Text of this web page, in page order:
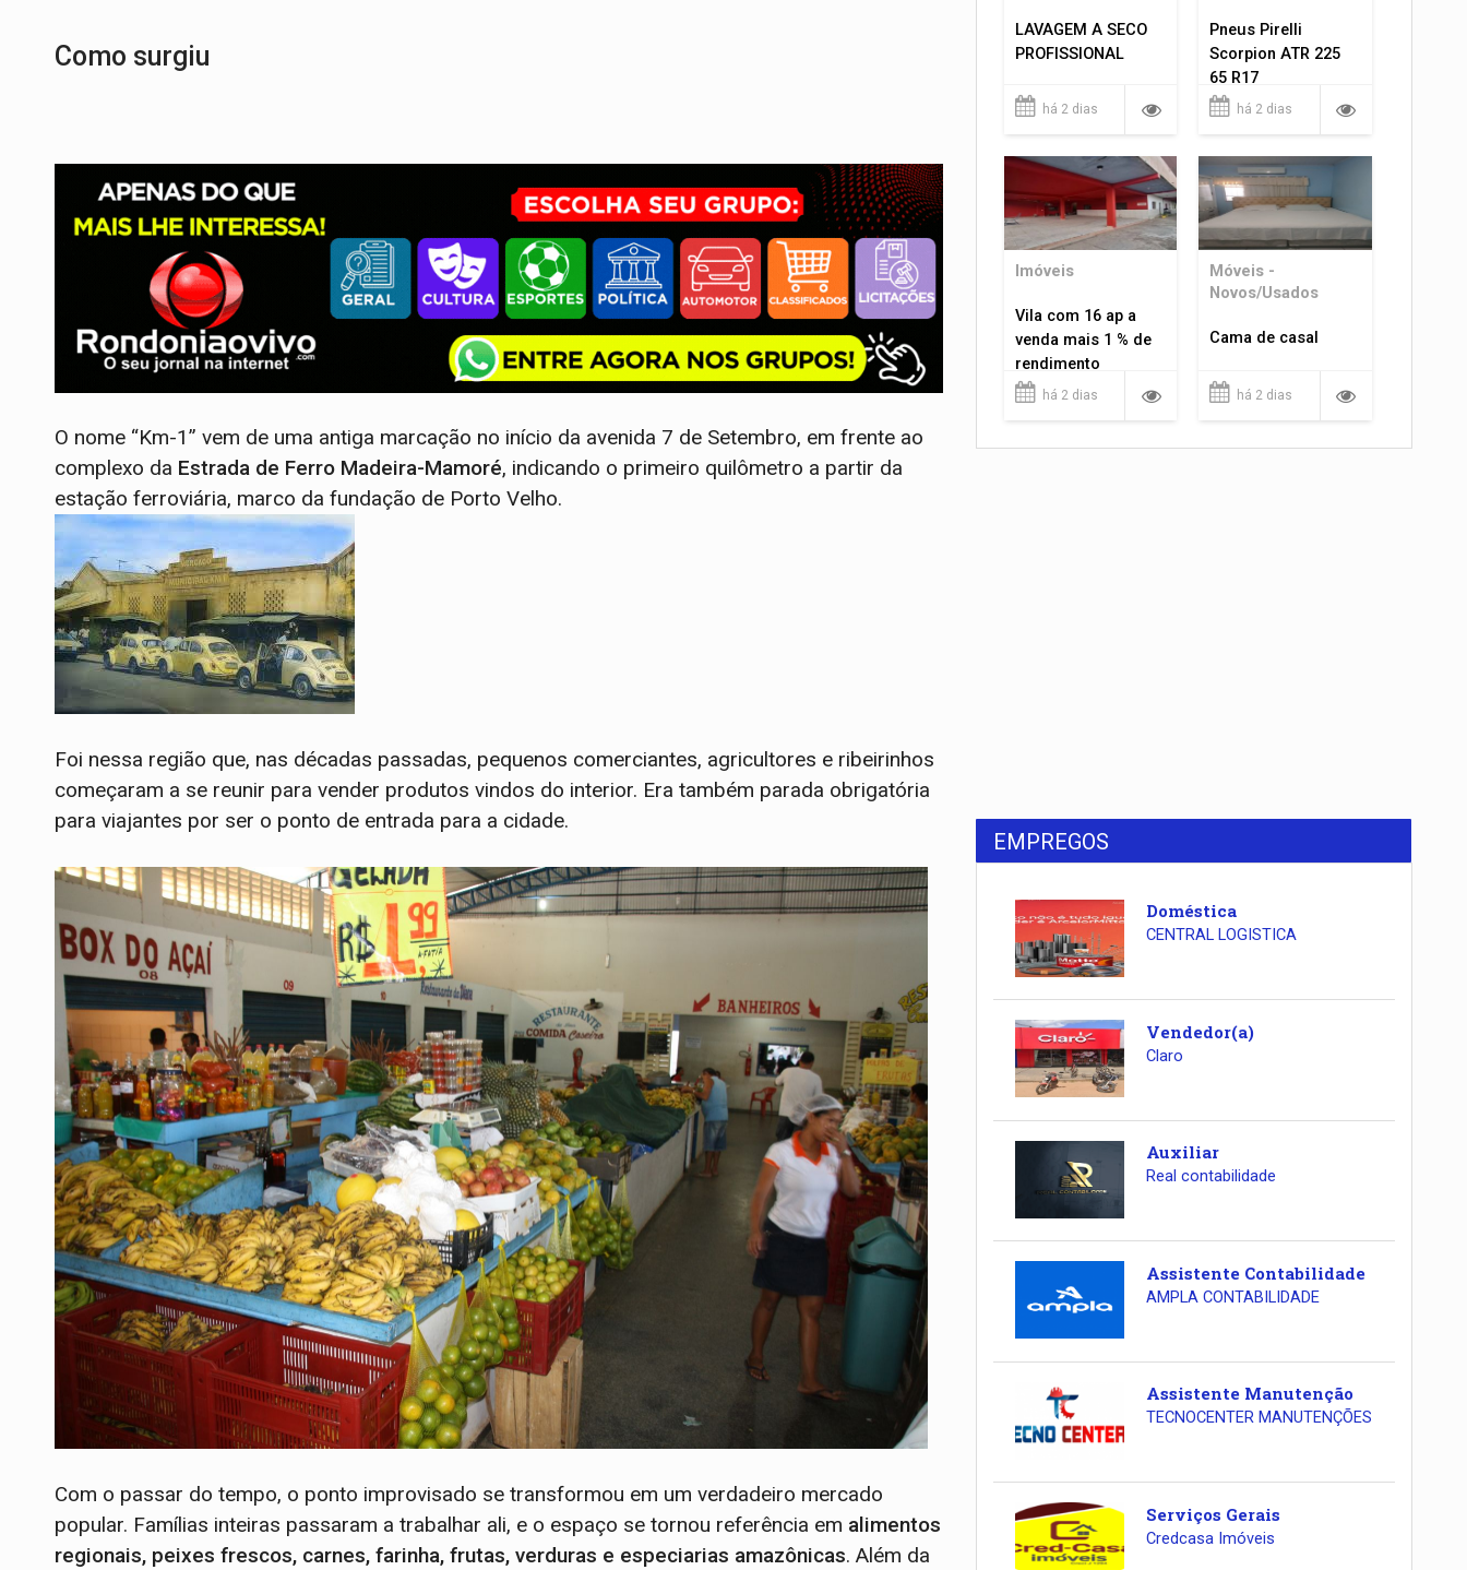
Como surgiu
O nome “Km-1” vem de uma antiga marcação no início da avenida 7 de Setembro, em frente ao
complexo da Estrada de Ferro Madeira-Mamoré, indicando o primeiro quilômetro a partir da
estação ferroviária, marco da fundação de Porto Velho.
Foi nessa região que, nas décadas passadas, pequenos comerciantes, agricultores e ribeirinhos
começaram a se reunir para vender produtos vindos do interior. Era também parada obrigatória
para viajantes por ser o ponto de entrada para a cidade.
Com o passar do tempo, o ponto improvisado se transformou em um verdadeiro mercado
popular. Famílias inteiras passaram a trabalhar ali, e o espaço se tornou referência em alimentos
regionais, peixes frescos, carnes, farinha, frutas, verduras e especiarias amazônicas. Além da
LAVAGEM A SECO
PROFISSIONAL
há 2 dias
Pneus Pirelli
Scorpion ATR 225
65 R17
há 2 dias
Imóveis
Vila com 16 ap a
venda mais 1 % de
rendimento
há 2 dias
Móveis -
Novos/Usados
Cama de casal
há 2 dias
EMPREGOS
Doméstica
CENTRAL LOGISTICA
Vendedor(a)
Claro
Auxiliar
Real contabilidade
Assistente Contabilidade
AMPLA CONTABILIDADE
Assistente Manutenção
TECNOCENTER MANUTENÇÕES
Serviços Gerais
Credcasa Imóveis